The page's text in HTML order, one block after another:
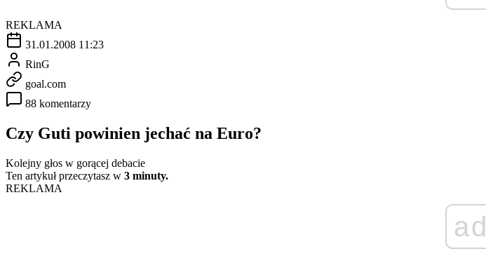
REKLAMA
31.01.2008 11:23
RinG
goal.com
88 komentarzy
Czy Guti powinien jechać na Euro?
Kolejny głos w gorącej debacie
Ten artykuł przeczytasz w 3 minuty.
REKLAMA
ad